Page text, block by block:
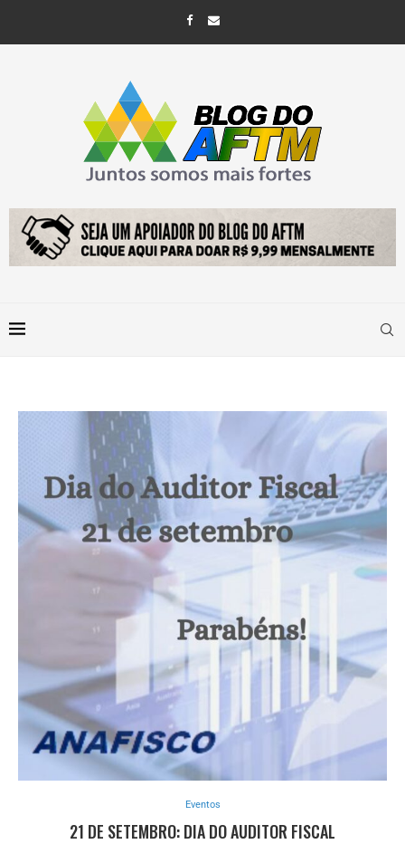
Eventos
21 DE SETEMBRO: DIA DO AUDITOR FISCAL